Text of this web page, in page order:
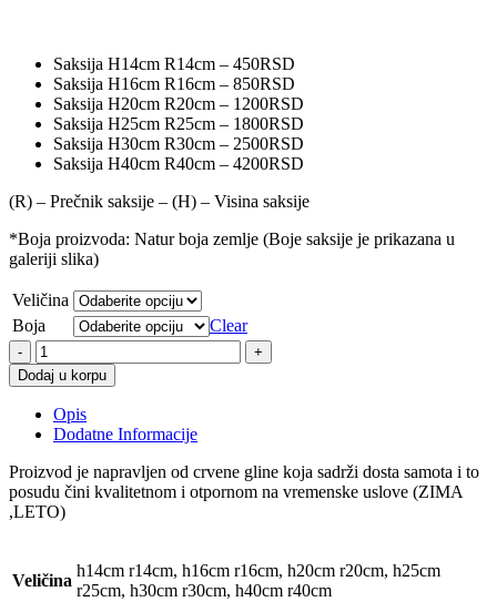
Saksija H14cm R14cm – 450RSD
Saksija H16cm R16cm – 850RSD
Saksija H20cm R20cm – 1200RSD
Saksija H25cm R25cm – 1800RSD
Saksija H30cm R30cm – 2500RSD
Saksija H40cm R40cm – 4200RSD
(R) – Prečnik saksije – (H) – Visina saksije
*Boja proizvoda: Natur boja zemlje (Boje saksije je prikazana u
galeriji slika)
Veličina
Boja
Clear
Oborena
saksija
quantity
Dodaj u korpu
Opis
Dodatne Informacije
Proizvod je napravljen od crvene gline koja sadrži dosta samota i to
posudu čini kvalitetnom i otpornom na vremenske uslove (ZIMA
,LETO)
Veličina
h14cm r14cm, h16cm r16cm, h20cm r20cm, h25cm
r25cm, h30cm r30cm, h40cm r40cm